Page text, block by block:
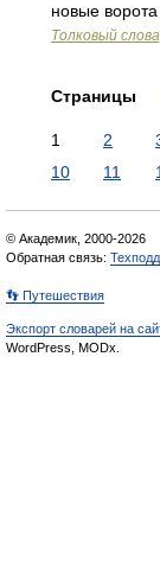
новые ворота
Толковый
Страницы
1 2
10
11
© Академик, 2000-2026
Обратная связь:
👣 Путешествия
Экспорт словарей на
WordPress, MODx.